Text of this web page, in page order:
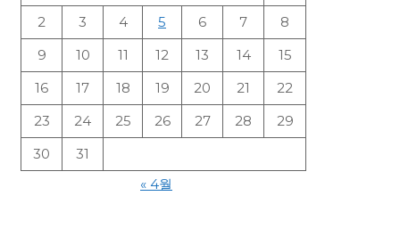
2
3 4 5 6 7
8
9
10 11 12 13 14
15
16
17 18 19 20 21
22
23
24 25 26 27 28
29
30
31
« 4월